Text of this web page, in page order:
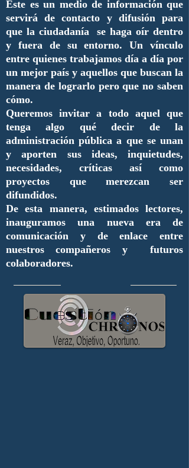
Este es un medio de información que
servirá de contacto y difusión para
que la ciudadanía se haga oír dentro
y fuera de su entorno. Un vínculo
entre quienes trabajamos día a día por
un mejor país y aquellos que buscan la
manera de lograrlo pero que no saben
cómo.
Queremos invitar a todo aquel que
tenga algo qué decir de la
administración pública a que se unan
y aporten sus ideas, inquietudes,
necesidades, críticas así como
proyectos que merezcan ser
difundidos.
De esta manera, estimados lectores,
inauguramos una nueva era de
comunicación y de enlace entre
nuestros compañeros y futuros
colaboradores.